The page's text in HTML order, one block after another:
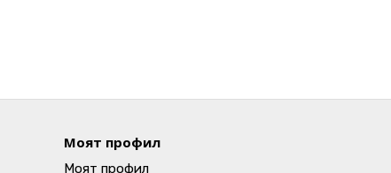
Моят профил
Моят профил